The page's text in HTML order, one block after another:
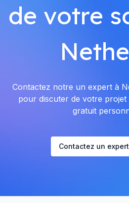
de votre
Contactez notre un expert à
pour discuter de votre
gratuit
Contactez un